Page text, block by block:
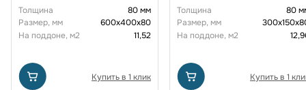
Толщина
80 мм
Размер, мм
600х400х80
На поддоне, м2
11,52
Купить в 1 клик
Толщина
80
Размер, мм
На поддоне, м2
Купить в 1